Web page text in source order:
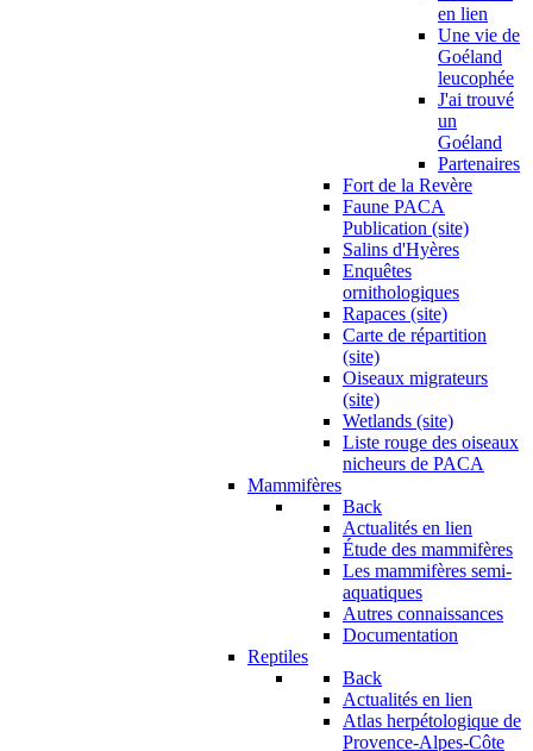
en lien
Une vie de
Goéland
leucophée
J'ai trouvé
un
Goéland
Partenaires
Fort de la Revère
Faune PACA
Publication (site)
Salins d'Hyères
Enquêtes
ornithologiques
Rapaces (site)
Carte de répartition
(site)
Oiseaux migrateurs
(site)
Wetlands (site)
Liste rouge des oiseaux
nicheurs de PACA
Mammifères
Back
Actualités en lien
Étude des mammifères
Les mammifères semi-
aquatiques
Autres connaissances
Documentation
Reptiles
Back
Actualités en lien
Atlas herpétologique de
Provence-Alpes-Côte